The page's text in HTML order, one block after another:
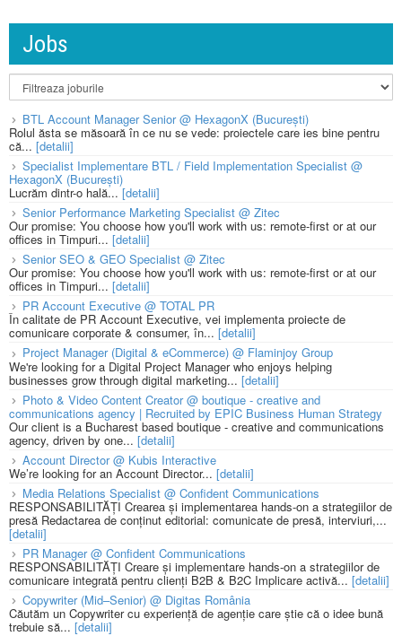
Jobs
BTL Account Manager Senior @ HexagonX (București)
Rolul ăsta se măsoară în ce nu se vede: proiectele care ies bine pentru
că... [detalii]
Specialist Implementare BTL / Field Implementation Specialist @
HexagonX (București)
Lucrăm dintr-o hală... [detalii]
Senior Performance Marketing Specialist @ Zitec
Our promise: You choose how you'll work with us: remote-first or at our
offices in Timpuri... [detalii]
Senior SEO & GEO Specialist @ Zitec
Our promise: You choose how you'll work with us: remote-first or at our
offices in Timpuri... [detalii]
PR Account Executive @ TOTAL PR
În calitate de PR Account Executive, vei implementa proiecte de
comunicare corporate & consumer, în... [detalii]
Project Manager (Digital & eCommerce) @ Flaminjoy Group
We're looking for a Digital Project Manager who enjoys helping
businesses grow through digital marketing... [detalii]
Photo & Video Content Creator @ boutique - creative and
communications agency | Recruited by EPIC Business Human Strategy
Our client is a Bucharest based boutique - creative and communications
agency, driven by one... [detalii]
Account Director @ Kubis Interactive
We’re looking for an Account Director... [detalii]
Media Relations Specialist @ Confident Communications
RESPONSABILITĂȚI Crearea și implementarea hands-on a strategiilor de
presă Redactarea de conținut editorial: comunicate de presă, interviuri,...
[detalii]
PR Manager @ Confident Communications
RESPONSABILITĂȚI Creare și implementare hands-on a strategiilor de
comunicare integrată pentru clienți B2B & B2C Implicare activă... [detalii]
Copywriter (Mid–Senior) @ Digitas România
Căutăm un Copywriter cu experiență de agenție care știe că o idee bună
trebuie să... [detalii]